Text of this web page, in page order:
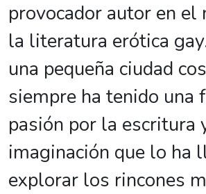
provocador autor en el
la literatura erótica
una pequeña ciudad
siempre ha tenido una
pasión por la escritura
imaginación que lo ha
explorar los rincones